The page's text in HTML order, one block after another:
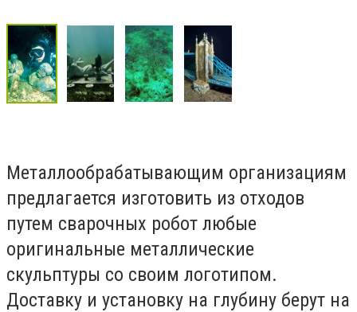
Металлообрабатывающим организациям
предлагается изготовить из отходов
путем сварочных робот любые
оригинальные металлические
скульптуры со своим логотипом.
Доставку и установку на глубину берут на